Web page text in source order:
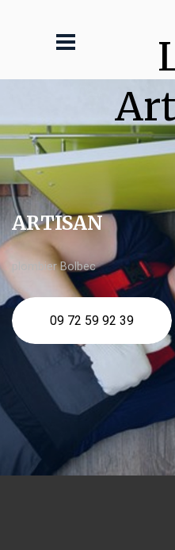
ARTISAN
plombier Bolbec
09 72 59 92 39